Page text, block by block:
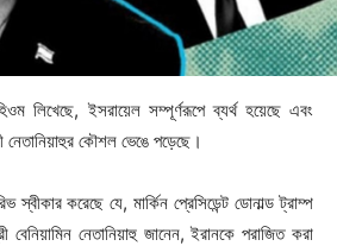
লিখেছে, ইসরায়েল সম্পূর্ণরূপে ব্যর্থ হয়েছে এবং
নেতানিয়াহুর কৌশল ভেঙে পড়েছে।
স্বীকার করেছে যে, মার্কিন প্রেসিডেন্ট ডোনাল্ড ট্রাম্প
বেনিয়ামিন নেতানিয়াহু জানেন, ইরানকে পরাজিত করা